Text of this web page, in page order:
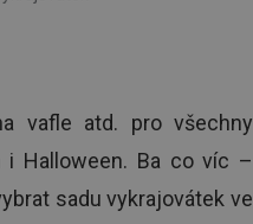
vafle atd. pro všechny
i Halloween. Ba co víc –
sadu vykrajovátek ve